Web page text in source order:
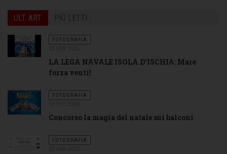
ULT. ART. PIÙ LETTI
FOTOGRAFIA
LA LEGA NAVALE ISOLA D'ISCHIA: Mare
forza venti!
FOTOGRAFIA
Concorso la magia del natale sui balconi
FOTOGRAFIA